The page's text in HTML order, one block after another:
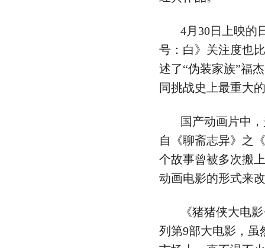
4月30日上映的
号：白》关注度也
述了“伪装家族”福
同挑战史上最重大
国产动画片中
自《聊斋志异》之
个故事曾被多次搬
动画电影的形式来
《猪猪侠大电
列第9部大电影，虽